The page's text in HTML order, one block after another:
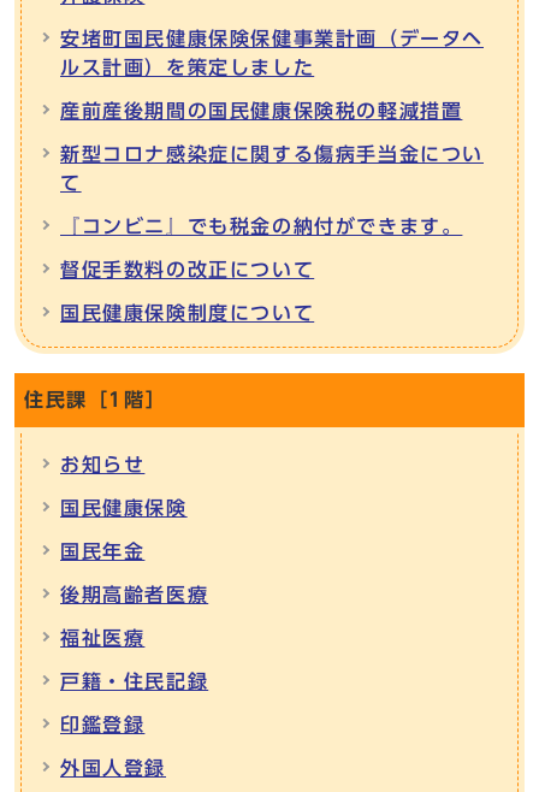
安堵町国民健康保険保健事業計画（データヘ
ルス計画）を策定しました
産前産後期間の国民健康保険税の軽減措置
新型コロナ感染症に関する傷病手当金につい
て
『コンビニ』でも税金の納付ができます。
督促手数料の改正について
国民健康保険制度について
住民課［1階］
お知らせ
国民健康保険
国民年金
後期高齢者医療
福祉医療
戸籍・住民記録
印鑑登録
外国人登録